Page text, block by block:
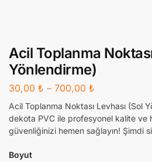
Acil Toplanma
Yönlendirme)
30,00 ₺ – 700,00 ₺
Acil Toplanma Noktası Levhası (Sol
dekota PVC ile profesyonel kalite ve
güvenliğinizi hemen sağlayın! Şimdi
Boyut